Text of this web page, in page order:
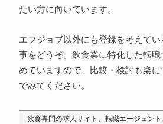
たい方に向いています。
エフジョブ以外にも登録を考えて
事をどうぞ。飲食業に特化した転職
めていますので、比較・検討も楽
でみてください。
飲食専門の求人サイト、転職エージェント